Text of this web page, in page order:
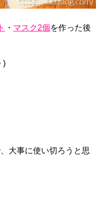
・ マスク2個を作った後
)
大事に使い切ろうと思